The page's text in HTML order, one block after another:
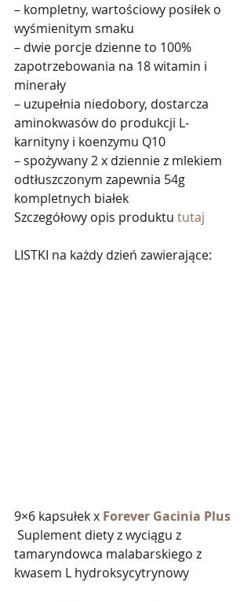
– kompletny, wartościowy posiłek o
wyśmienitym smaku
– dwie porcje dzienne to 100%
zapotrzebowania na 18 witamin i
minerały
– uzupełnia niedobory, dostarcza
aminokwasów do produkcji L-
karnityny i koenzymu Q10
– spożywany 2 x dziennie z mlekiem
odtłuszczonym zapewnia 54g
kompletnych białek
Szczegółowy opis produktu tutaj
LISTKI na każdy dzień zawierające:
9×6 kapsułek x Forever Gacinia Plus
tamaryndowca malabarskiego z
kwasem L hydroksycytrynowy